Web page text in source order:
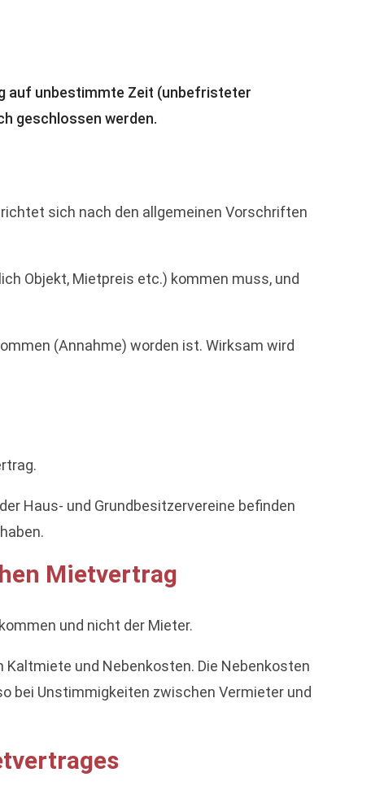
auf unbestimmte Zeit (unbefristeter
geschlossen werden.
sich nach den allgemeinen Vorschriften
Objekt, Mietpreis etc.) kommen muss, und
(Annahme) worden ist. Wirksam wird
Haus- und Grundbesitzervereine befinden
Mietvertrag
und nicht der Mieter.
und Nebenkosten. Die Nebenkosten
bei Unstimmigkeiten zwischen Vermieter und